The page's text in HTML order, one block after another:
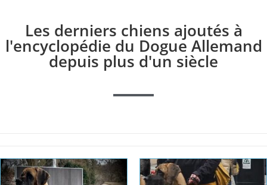
Les derniers chiens ajoutés à
l'encyclopédie du Dogue Allemand
depuis plus d'un siècle